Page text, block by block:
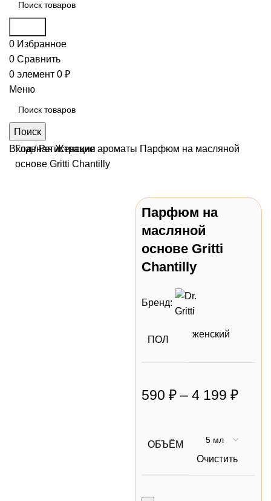
0 Избранное
0 Сравнить
0 элемент 0 ₽
Меню
Поиск
Вход / Регистрация
ГлавнаяЖенские ароматы Парфюм на масляной
основе Gritti Chantilly
Парфюм на
масляной
основе Gritti
Chantilly
Бренд:
ПОЛ
женский
590₽ –4 199₽
ОБЪЁМ
Очистить